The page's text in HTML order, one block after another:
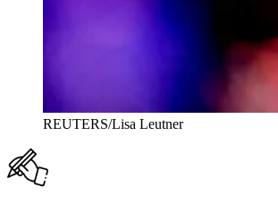
REUTERS/Lisa Leutner